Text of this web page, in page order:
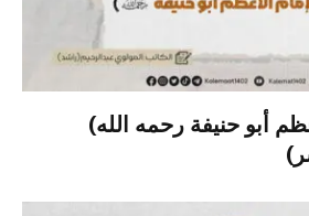
أبو حنيفة رحمه الله)